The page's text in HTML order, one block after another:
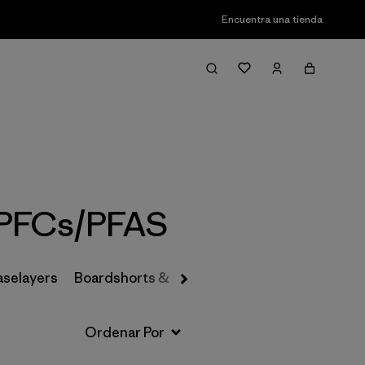
Encuentra una tienda
Filter & Sort
PFAS
Boardshorts & Rashguards